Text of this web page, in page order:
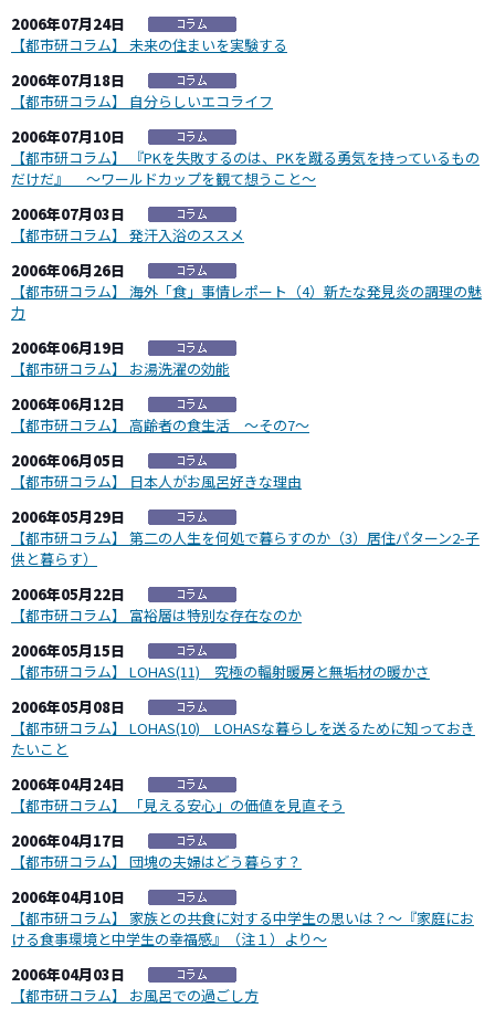
2006年07月24日
【都市研コラム】 未来の住まいを実験する
2006年07月18日
【都市研コラム】 自分らしいエコライフ
2006年07月10日
【都市研コラム】 『PKを失敗するのは、PKを蹴る勇気を持っているもの
だけだ』 ～ワールドカップを観て想うこと～
2006年07月03日
【都市研コラム】 発汗入浴のススメ
2006年06月26日
【都市研コラム】 海外「食」事情レポート（4）新たな発見炎の調理の魅
力
2006年06月19日
【都市研コラム】 お湯洗濯の効能
2006年06月12日
【都市研コラム】 高齢者の食生活 ～その7～
2006年06月05日
【都市研コラム】 日本人がお風呂好きな理由
2006年05月29日
【都市研コラム】 第二の人生を何処で暮らすのか（3）居住パターン2-子
供と暮らす）
2006年05月22日
【都市研コラム】 富裕層は特別な存在なのか
2006年05月15日
【都市研コラム】 LOHAS(11) 究極の輻射暖房と無垢材の暖かさ
2006年05月08日
【都市研コラム】 LOHAS(10) LOHASな暮らしを送るために知っておき
たいこと
2006年04月24日
【都市研コラム】 「見える安心」の価値を見直そう
2006年04月17日
【都市研コラム】 団塊の夫婦はどう暮らす？
2006年04月10日
【都市研コラム】 家族との共食に対する中学生の思いは？～『家庭にお
ける食事環境と中学生の幸福感』（注１）より～
2006年04月03日
【都市研コラム】 お風呂での過ごし方